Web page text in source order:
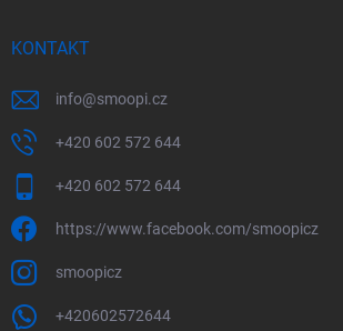
KONTAKT
info@smoopi.cz
+420 602 572 644
+420 602 572 644
https://www.facebook.com/smoopicz
smoopicz
+420602572644